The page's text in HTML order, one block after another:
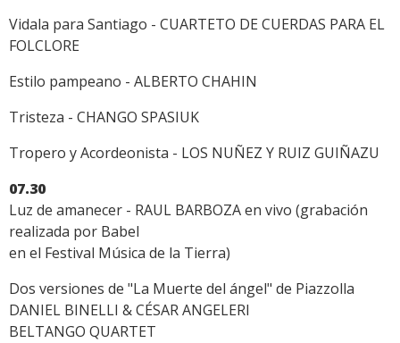
Vidala para Santiago - CUARTETO DE CUERDAS PARA EL
FOLCLORE
Estilo pampeano - ALBERTO CHAHIN
Tristeza - CHANGO SPASIUK
Tropero y Acordeonista - LOS NUÑEZ Y RUIZ GUIÑAZU
07.30
Luz de amanecer - RAUL BARBOZA en vivo (grabación
realizada por Babel
en el Festival Música de la Tierra)
Dos versiones de "La Muerte del ángel" de Piazzolla
DANIEL BINELLI & CÉSAR ANGELERI
BELTANGO QUARTET